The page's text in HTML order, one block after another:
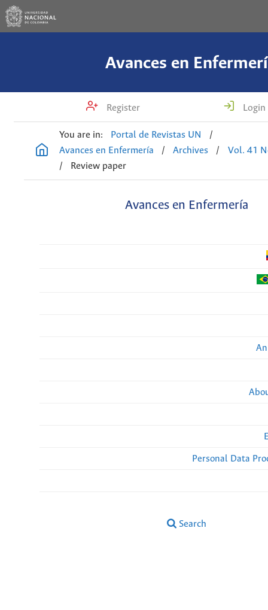
Avances en
Register Login
You are in: Portal de Revistas UN
/
Avances en Enfermería
/ Archives /
Vol. 41
/
Review paper
Avances en Enfermería
Personal Data
Search